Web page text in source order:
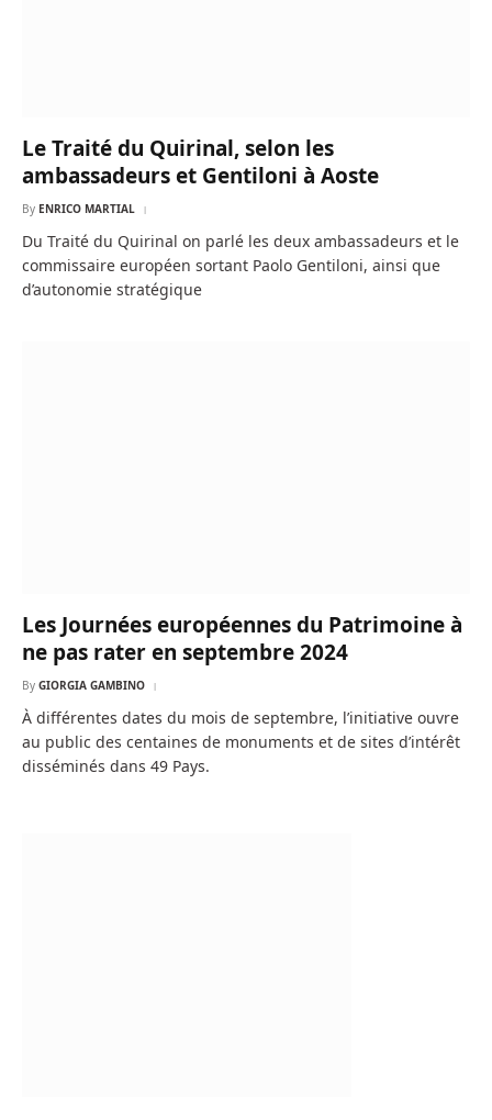
Le Traité du Quirinal, selon les
ambassadeurs et Gentiloni à Aoste
By ENRICO MARTIAL
Du Traité du Quirinal on parlé les deux ambassadeurs et le
commissaire européen sortant Paolo Gentiloni, ainsi que
d’autonomie stratégique
Les Journées européennes du Patrimoine à
ne pas rater en septembre 2024
By GIORGIA GAMBINO
À différentes dates du mois de septembre, l’initiative ouvre
au public des centaines de monuments et de sites d’intérêt
disséminés dans 49 Pays.